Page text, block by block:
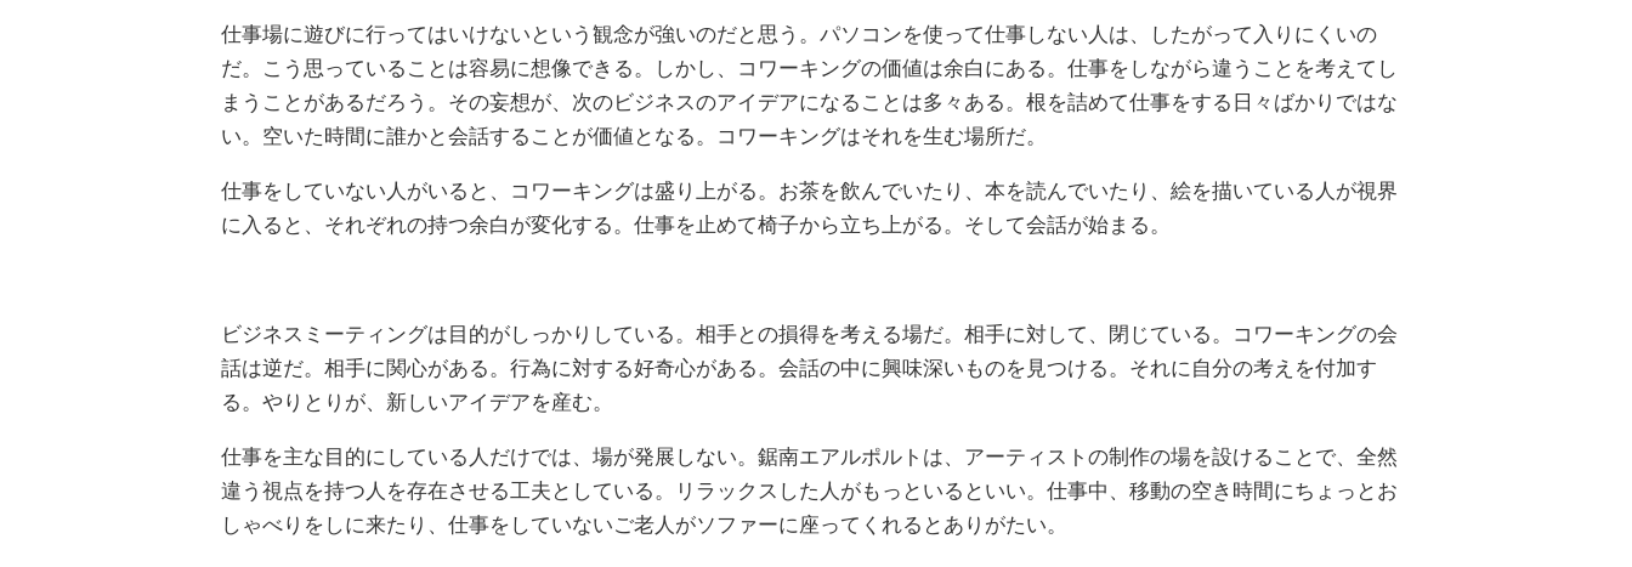
仕事場に遊びに行ってはいけないという観念が強いのだと思う。パソコンを使って仕事しない人は、したがって入りにくいの
だ。こう思っていることは容易に想像できる。しかし、コワーキングの価値は余白にある。仕事をしながら違うことを考えてし
まうことがあるだろう。その妄想が、次のビジネスのアイデアになることは多々ある。根を詰めて仕事をする日々ばかりではな
い。空いた時間に誰かと会話することが価値となる。コワーキングはそれを生む場所だ。
仕事をしていない人がいると、コワーキングは盛り上がる。お茶を飲んでいたり、本を読んでいたり、絵を描いている人が視界
に入ると、それぞれの持つ余白が変化する。仕事を止めて椅子から立ち上がる。そして会話が始まる。
ビジネスミーティングは目的がしっかりしている。相手との損得を考える場だ。相手に対して、閉じている。コワーキングの会
話は逆だ。相手に関心がある。行為に対する好奇心がある。会話の中に興味深いものを見つける。それに自分の考えを付加す
る。やりとりが、新しいアイデアを産む。
仕事を主な目的にしている人だけでは、場が発展しない。鋸南エアルポルトは、アーティストの制作の場を設けることで、全然
違う視点を持つ人を存在させる工夫としている。リラックスした人がもっといるといい。仕事中、移動の空き時間にちょっとお
しゃべりをしに来たり、仕事をしていないご老人がソファーに座ってくれるとありがたい。